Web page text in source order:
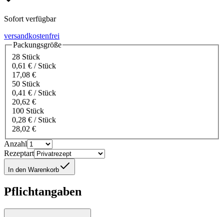
Sofort verfügbar
versandkostenfrei
Packungsgröße
28 Stück
0,61 € / Stück
17,08 €
50 Stück
0,41 € / Stück
20,62 €
100 Stück
0,28 € / Stück
28,02 €
Anzahl
Rezeptart
In den Warenkorb
Pflichtangaben